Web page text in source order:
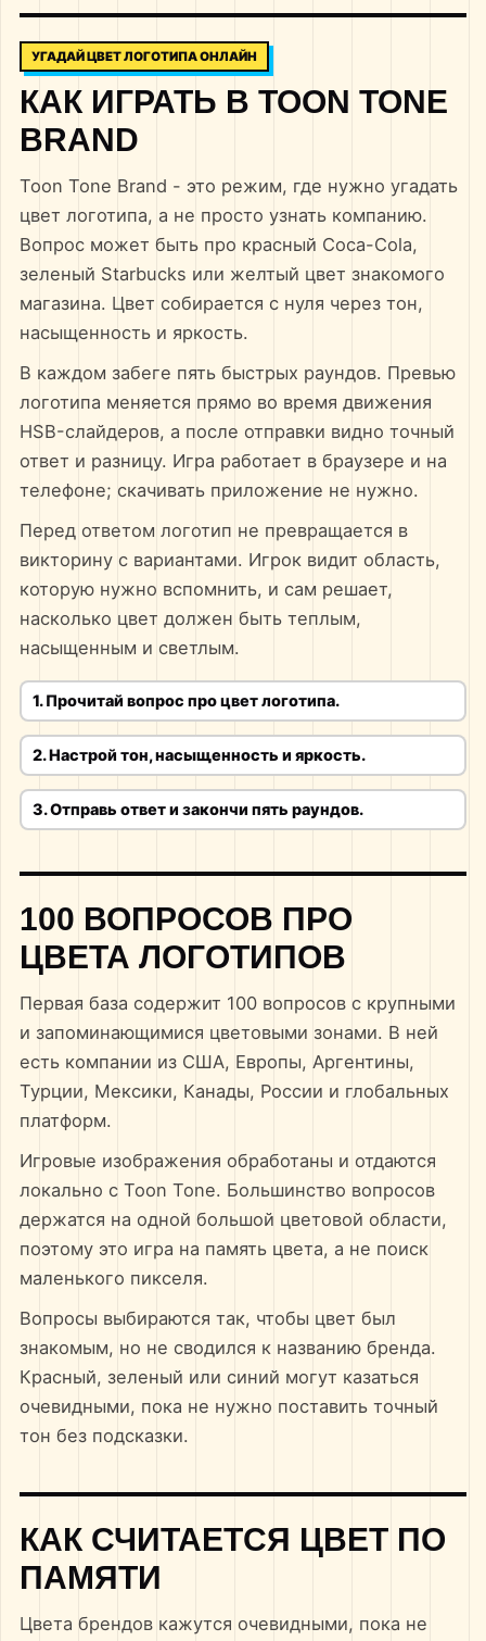
УГАДАЙ ЦВЕТ ЛОГОТИПА ОНЛАЙН
КАК ИГРАТЬ В TOON TONE
BRAND
Toon Tone Brand - это режим, где нужно угадать
цвет логотипа, а не просто узнать компанию.
Вопрос может быть про красный Coca-Cola,
зеленый Starbucks или желтый цвет знакомого
магазина. Цвет собирается с нуля через тон,
насыщенность и яркость.
В каждом забеге пять быстрых раундов. Превью
логотипа меняется прямо во время движения
HSB-слайдеров, а после отправки видно точный
ответ и разницу. Игра работает в браузере и на
телефоне; скачивать приложение не нужно.
Перед ответом логотип не превращается в
викторину с вариантами. Игрок видит область,
которую нужно вспомнить, и сам решает,
насколько цвет должен быть теплым,
насыщенным и светлым.
1. Прочитай вопрос про цвет логотипа.
2. Настрой тон, насыщенность и яркость.
3. Отправь ответ и закончи пять раундов.
100 ВОПРОСОВ ПРО
ЦВЕТА ЛОГОТИПОВ
Первая база содержит 100 вопросов с крупными
и запоминающимися цветовыми зонами. В ней
есть компании из США, Европы, Аргентины,
Турции, Мексики, Канады, России и глобальных
платформ.
Игровые изображения обработаны и отдаются
локально с Toon Tone. Большинство вопросов
держатся на одной большой цветовой области,
поэтому это игра на память цвета, а не поиск
маленького пикселя.
Вопросы выбираются так, чтобы цвет был
знакомым, но не сводился к названию бренда.
Красный, зеленый или синий могут казаться
очевидными, пока не нужно поставить точный
тон без подсказки.
КАК СЧИТАЕТСЯ ЦВЕТ ПО
ПАМЯТИ
Цвета брендов кажутся очевидными, пока не